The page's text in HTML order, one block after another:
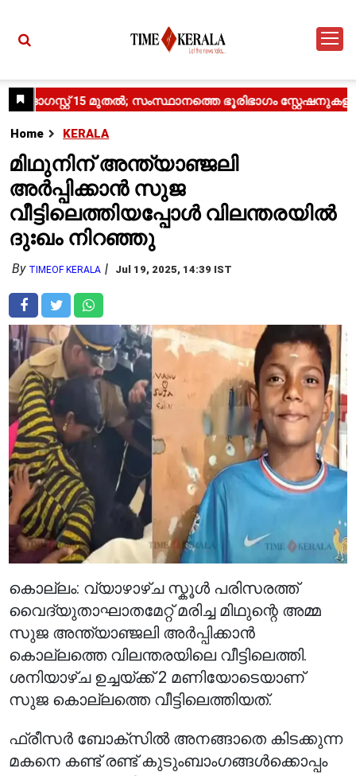
Home KERALA
മിഥുനിന് അന്ത്യാഞ്ജലി
അർപ്പിക്കാൻ സുജ
വീട്ടിലെത്തിയപ്പോൾ വിലന്തരയിൽ
ദുഃഖം നിറഞ്ഞു
By TIMEOF KERALA Jul 19, 2025, 14:39 IST
കൊല്ലം: വ്യാഴാഴ്ച സ്കൂൾ പരിസരത്ത്
വൈദ്യുതാഘാതമേറ്റ് മരിച്ച മിഥുന്റെ അമ്മ
സുജ അന്ത്യാഞ്ജലി അർപ്പിക്കാൻ
കൊല്ലത്തെ വിലന്തരയിലെ വീട്ടിലെത്തി.
ശനിയാഴ്ച ഉച്ചയ്ക്ക് 2 മണിയോടെയാണ്
സുജ കൊല്ലത്തെ വീട്ടിലെത്തിയത്.
ഫ്രീസർ ബോക്സിൽ അനങ്ങാതെ കിടക്കുന്ന
മകനെ കണ്ട് രണ്ട് കുടുംബാംഗങ്ങൾക്കൊപ്പം